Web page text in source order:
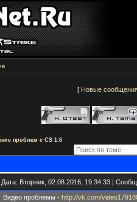
[ Новые
проблем с CS 1.6
Дата: Вторник, 02.08.2016, 19.34.33 |
Видео проблемы - http://vk.com/